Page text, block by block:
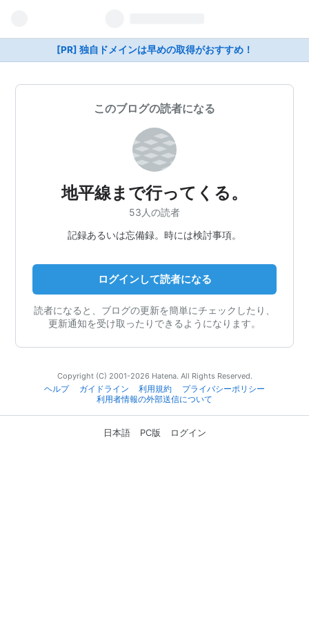
[PR] 独自ドメインは早めの取得がおすすめ！
このブログの読者になる
地平線まで行ってくる。
53人の読者
記録あるいは忘備録。時には検討事項。
ログインして読者になる
読者になると、ブログの更新を簡単にチェックしたり、
更新通知を受け取ったりできるようになります。
Copyright (C) 2001-2026 Hatena. All Rights Reserved.
ヘルプ
ガイドライン 利用規約
プライバシーポリシー
利用者情報の外部送信について
日本語 PC版 ログイン